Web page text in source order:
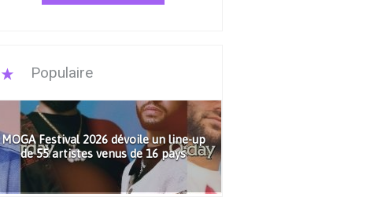
Populaire
MOGA Festival 2026 dévoile un line-up
de 55 artistes venus de 16 pays